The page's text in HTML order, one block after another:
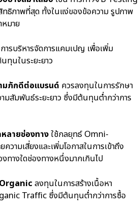
ธิภาพที่สุด ทั้งในแง่ของข้อความ รูปภาพ
หมาย
ารบริหารจัดการแคมเปญ เพื่อเพิ่ม
ทุนในระยะยาว
มภักดีต่อแบรนด์ ควรลงทุนในการรักษา
ามสัมพันธ์ระยะยาว ซึ่งมีต้นทุนต่ำกว่าการ
ลายช่องทางใช้กลยุทธ์ Omni-
วามเสี่ยงและเพิ่มโอกาสในการเข้าถึง
ทางใดช่องทางหนึ่งมากเกินไป
ลงทุนในการสร้างเนื้อหา
Traffic ซึ่งมีต้นทุนต่ำกว่าการซื้อ